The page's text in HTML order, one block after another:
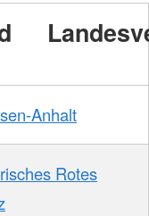
Anhalt
Rotes